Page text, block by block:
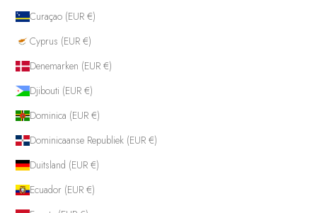
Curaçao (EUR €)
Cyprus (EUR €)
Denemarken (EUR €)
Djibouti (EUR €)
Dominica (EUR €)
Dominicaanse Republiek (EUR €)
Duitsland (EUR €)
Ecuador (EUR €)